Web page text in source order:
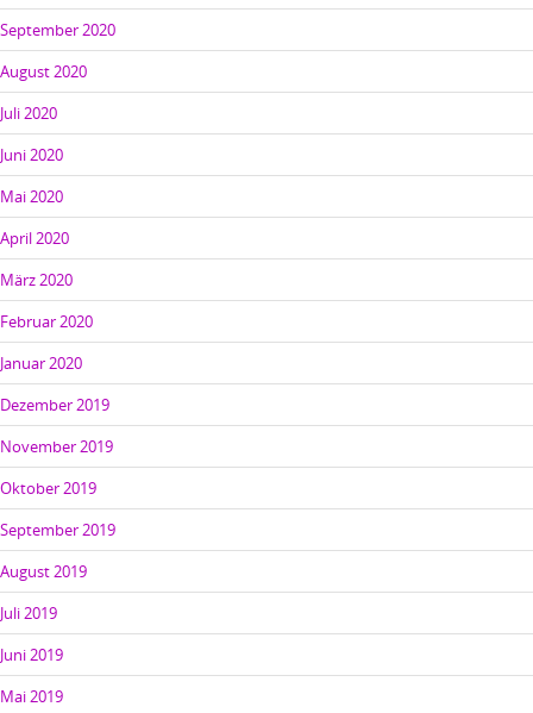
September 2020
August 2020
Juli 2020
Juni 2020
Mai 2020
April 2020
März 2020
Februar 2020
Januar 2020
Dezember 2019
November 2019
Oktober 2019
September 2019
August 2019
Juli 2019
Juni 2019
Mai 2019